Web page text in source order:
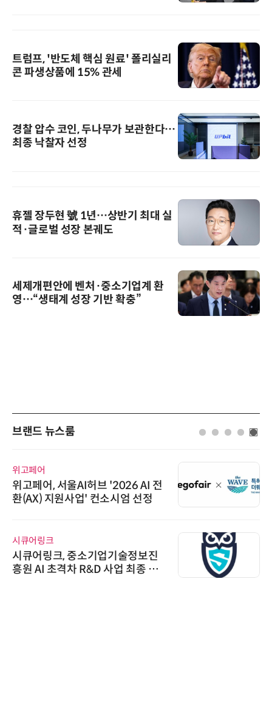
트럼프, '반도체 핵심 원료' 폴리실리
콘 파생상품에 15% 관세
경찰 압수 코인, 두나무가 보관한다…
최종 낙찰자 선정
휴젤 장두현 號 1년…상반기 최대 실
적·글로벌 성장 본궤도
세제개편안에 벤처·중소기업계 환
영…“생태계 성장 기반 확충”
브랜드 뉴스룸
위고페어
위고페어, 서울AI허브 '2026 AI 전
환(AX) 지원사업' 컨소시엄 선정
시큐어링크
시큐어링크, 중소기업기술정보진
흥원 AI 초격차 R&D 사업 최종 선